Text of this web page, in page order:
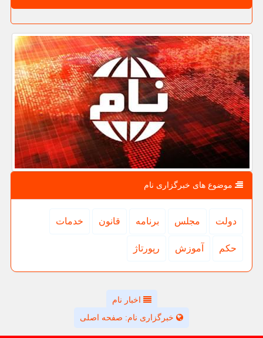
موضوع های خبرگزاری نام
دولت مجلس برنامه قانون خدمات
حكم آموزش رپورتاژ
اخبار نام
خبرگزاری نام: صفحه اصلی